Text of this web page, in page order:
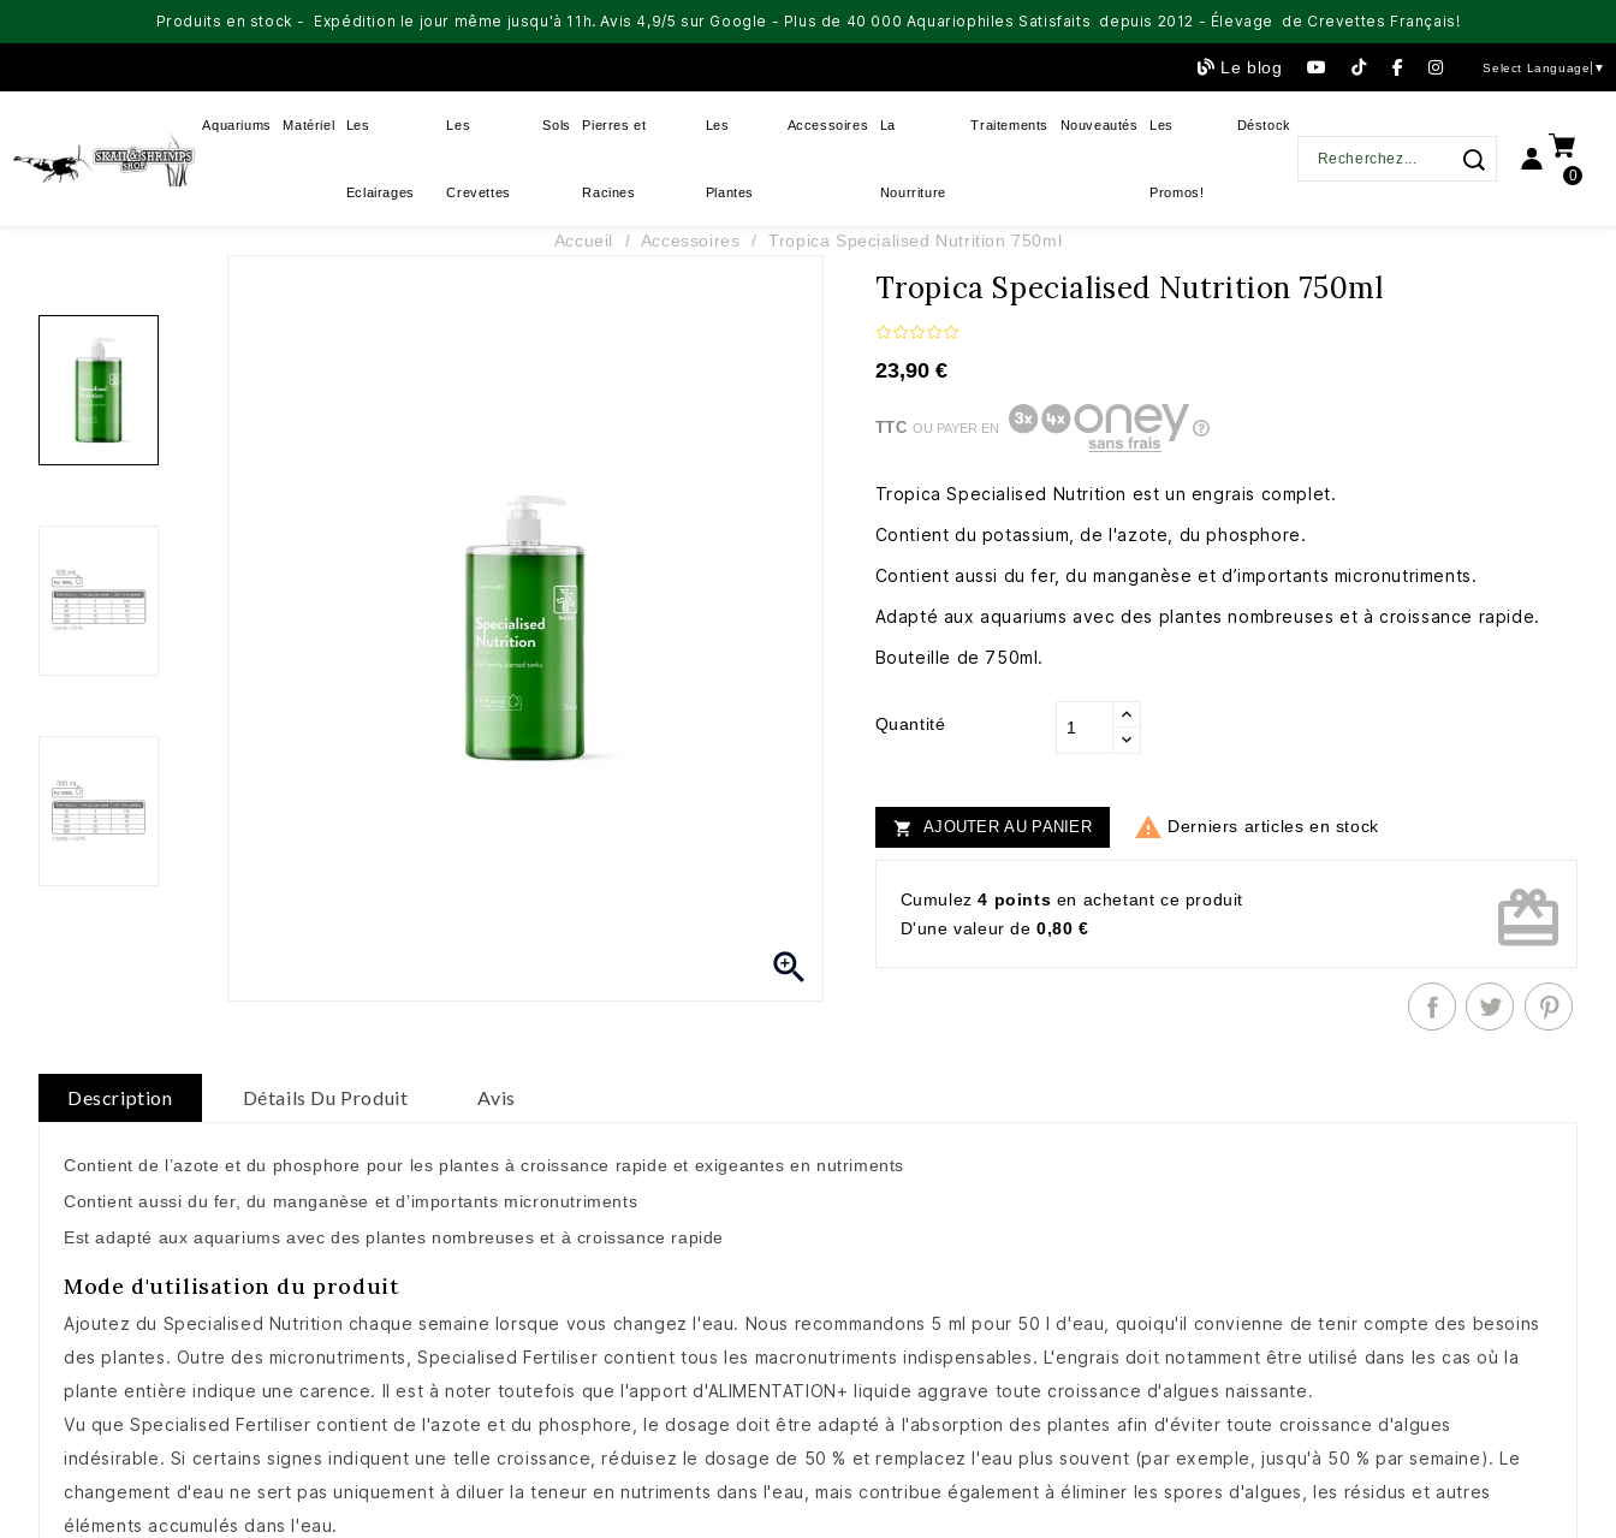
Produits en stock - Expédition le jour même jusqu'à 11h. Avis 4,9/5 sur Google - Plus de 40 000 Aquariophiles Satisfaits depuis 2012 - Élevage de Crevettes Français!
Le blog Select Language ▼
Aquariums Matériel Les
Eclairages
Les
Crevettes
Sols Pierres et
Racines
Les
Plantes
Accessoires La
Nourriture
Traitements Nouveautés Les
Promos!
Déstock
0
Accueil Accessoires Tropica Specialised Nutrition 750ml

Tropica Specialised Nutrition 750ml
23,90 €
TTCOU PAYER EN
Tropica Specialised Nutrition est un engrais complet.
Contient du potassium, de l'azote, du phosphore.
Contient aussi du fer, du manganèse et d’importants micronutriments.
Adapté aux aquariums avec des plantes nombreuses et à croissance rapide.
Bouteille de 750ml.
Quantité
 AJOUTER AU PANIER  Derniers articles en stock
Cumulez4 points en achetant ce produit
D'une valeur de0,80 € card_giftcard
Description Détails Du Produit Avis
Contient de l’azote et du phosphore pour les plantes à croissance rapide et exigeantes en nutriments
Contient aussi du fer, du manganèse et d’importants micronutriments
Est adapté aux aquariums avec des plantes nombreuses et à croissance rapide
Mode d'utilisation du produit
Ajoutez du Specialised Nutrition chaque semaine lorsque vous changez l'eau. Nous recommandons 5 ml pour 50 l d'eau, quoiqu'il convienne de tenir compte des besoins
des plantes. Outre des micronutriments, Specialised Fertiliser contient tous les macronutriments indispensables. L'engrais doit notamment être utilisé dans les cas où la
plante entière indique une carence. Il est à noter toutefois que l'apport d'ALIMENTATION+ liquide aggrave toute croissance d'algues naissante.
Vu que Specialised Fertiliser contient de l'azote et du phosphore, le dosage doit être adapté à l'absorption des plantes afin d'éviter toute croissance d'algues
indésirable. Si certains signes indiquent une telle croissance, réduisez le dosage de 50 % et remplacez l'eau plus souvent (par exemple, jusqu'à 50 % par semaine). Le
changement d'eau ne sert pas uniquement à diluer la teneur en nutriments dans l'eau, mais contribue également à éliminer les spores d'algues, les résidus et autres
éléments accumulés dans l'eau.